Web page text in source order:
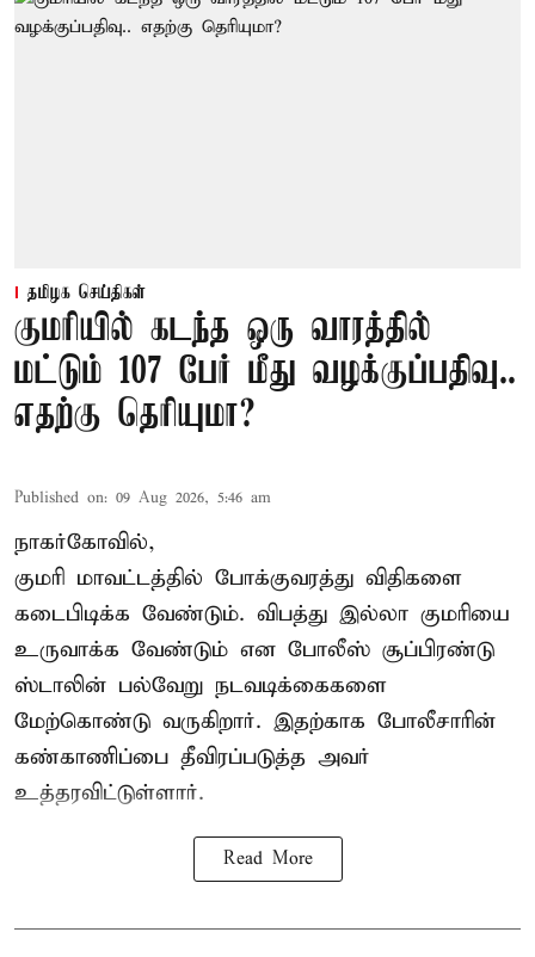
தமிழக செய்திகள்
குமரியில் கடந்த ஒரு வாரத்தில்
மட்டும் 107 பேர் மீது வழக்குப்பதிவு..
எதற்கு தெரியுமா?
Published on: 09 Aug 2026, 5:46 am
நாகர்கோவில்,
குமரி மாவட்டத்தில் போக்குவரத்து விதிகளை
கடைபிடிக்க வேண்டும். விபத்து இல்லா குமரியை
உருவாக்க வேண்டும் என போலீஸ் சூப்பிரண்டு
ஸ்டாலின் பல்வேறு நடவடிக்கைகளை
மேற்கொண்டு வருகிறார். இதற்காக போலீசாரின்
கண்காணிப்பை தீவிரப்படுத்த அவர்
உத்தரவிட்டுள்ளார்.
Read More